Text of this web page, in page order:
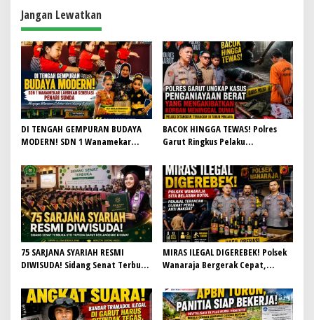
Jangan Lewatkan
DI TENGAH GEMPURAN BUDAYA
MODERN! SDN 1 Wanamekar
Menjaga Warisan Leluhur dari
Ruang Kelas
BACOK HINGGA TEWAS! Polres
Garut Ringkus Pelaku
Banyuresmi, Terancam 10 Tahun
Penjara
75 SARJANA SYARIAH RESMI
DIWISUDA! Sidang Senat Terbuka
Khidmat, Siapkan Lulusan
Berdaya Saing dan Berintegritas
MIRAS ILEGAL DIGEREBEK! Polsek
Wanaraja Bergerak Cepat,
Anti Maksiat